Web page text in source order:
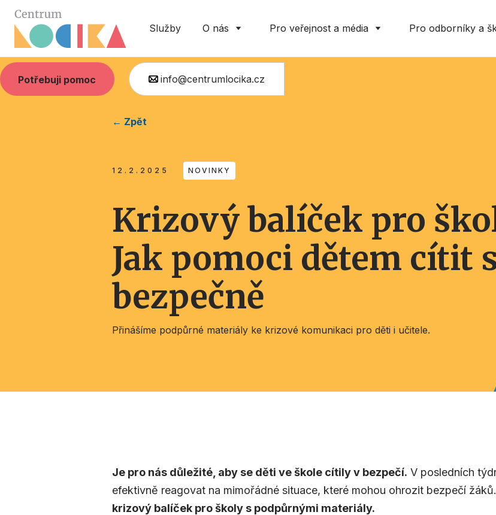
Služby O nás Pro veřejnost a média Pro odborníky a
Potřebuji pomoc info@centrumlocika.cz
← Zpět
12.2.2025 NOVINKY
Krizový balíček pro
Jak pomoci dětem cítit
bezpečně
Přinášíme podpůrné materiály ke krizové komunikaci pro děti i učitele.
Je pro nás důležité, aby se děti ve škole cítily v bezpečí. V posledních
efektivně reagovat na mimořádné situace, které mohou ohrozit bezpečí žáků.
krizový balíček pro školy s podpůrnými materiály.